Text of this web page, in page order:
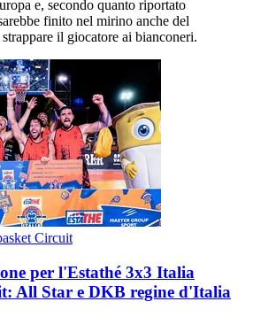
e, secondo quanto riportato
finito nel mirino anche del
il giocatore ai bianconeri.
Circuit
per l'Estathé 3x3 Italia
All Star e DKB regine d'Italia